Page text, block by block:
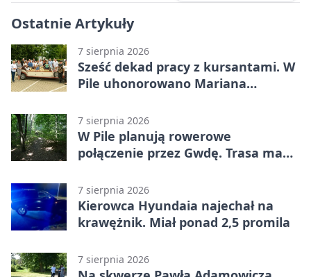
Ostatnie Artykuły
7 sierpnia 2026
Sześć dekad pracy z kursantami. W
Pile uhonorowano Mariana
7 sierpnia 2026
W Pile planują rowerowe
połączenie przez Gwdę. Trasa ma
7 sierpnia 2026
Kierowca Hyundaia najechał na
krawężnik. Miał ponad 2,5 promila
7 sierpnia 2026